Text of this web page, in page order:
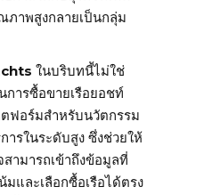
ภาพสูงกลายเป็นกลุ่ม
ในบริบทนี้ไม่ใช่
การซื้อขายเรือยอชท์
ฟอร์มสำหรับนวัตกรรม
ารในระดับสูง ซึ่งช่วยให้
สามารถเข้าถึงข้อมูลที่
มและเลือกซื้อเรือได้ตรง